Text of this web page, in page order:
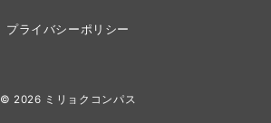
プライバシーポリシー
© 2026 ミリョクコンパス